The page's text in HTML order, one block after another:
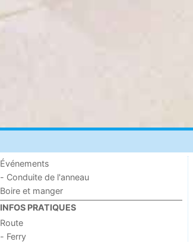
Événements
- Conduite de l'anneau
Boire et manger
INFOS PRATIQUES
Route
- Ferry